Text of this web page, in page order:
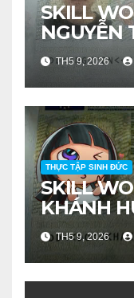
SKILL
NGUYỄN
TH5 9, 2026
THỰC TẬP SINH ĐỨC
SKILL
KHÁNH
TH5 9, 2026